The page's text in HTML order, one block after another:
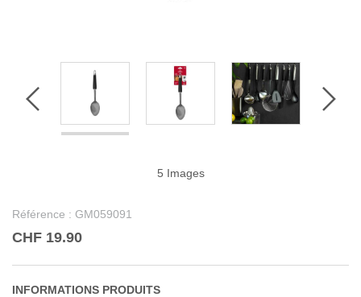
5 Images
Référence : GM059091
CHF 19.90
INFORMATIONS PRODUITS